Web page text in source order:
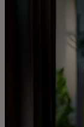
Za biznis
Za svijet